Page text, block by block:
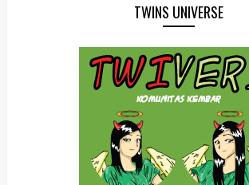
TWINS UNIVERSE